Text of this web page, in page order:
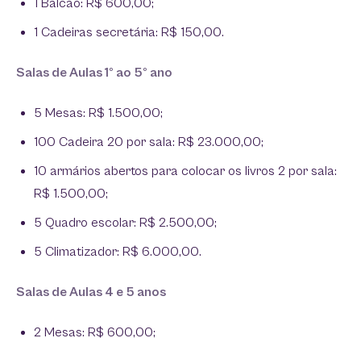
1 Balcão: R$ 600,00;
1 Cadeiras secretária: R$ 150,00.
Salas de Aulas 1º ao 5º ano
5 Mesas: R$ 1.500,00;
100 Cadeira 20 por sala: R$ 23.000,00;
10 armários abertos para colocar os livros 2 por sala:
R$ 1.500,00;
5 Quadro escolar: R$ 2.500,00;
5 Climatizador: R$ 6.000,00.
Salas de Aulas 4 e 5 anos
2 Mesas: R$ 600,00;